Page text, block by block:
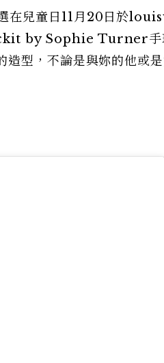
兒童日11月20日於
by Sophie Turner手
型，不論是與妳的他或